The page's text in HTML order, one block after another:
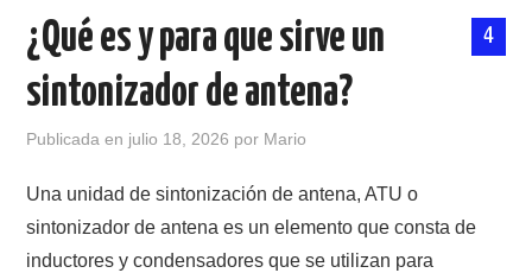
ANTENAS Y ACCESORIOS
CONTACTO
4
¿Qué es y para que sirve un
sintonizador de antena?
Publicada en julio 18, 2026 por Mario
Una unidad de sintonización de antena, ATU o
sintonizador de antena es un elemento que consta de
inductores y condensadores que se utilizan para